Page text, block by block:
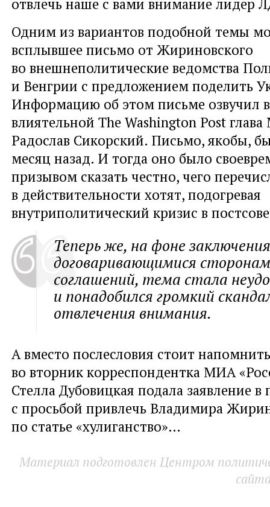
отвлечь наше с вами внимание лидер
Одним из вариантов подобной темы
всплывшее письмо от Жириновского
во внешнеполитические ведомства
и Венгрии с предложением поделить
Информацию об этом письме озвучил
влиятельной The Washington Post
Радослав Сикорский. Письмо, якобы,
месяц назад. И тогда оно было
призывом сказать честно, чего
в действительности хотят, подогревая
внутриполитический кризис в
Теперь же, на фоне
договаривающимися
соглашений, тема стала
и понадобился громкий
отвлечения внимания.
А вместо послесловия стоит
во вторник корреспондентка МИА
Стелла Дубовицкая подала заявление
с просьбой привлечь Владимира
по статье «хулиганство»…
Материал подготовлен Центром